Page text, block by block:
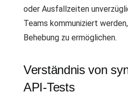
oder Ausfallzeiten
Teams kommuniziert
Behebung zu ermöglichen.
Verständnis von
API-Tests